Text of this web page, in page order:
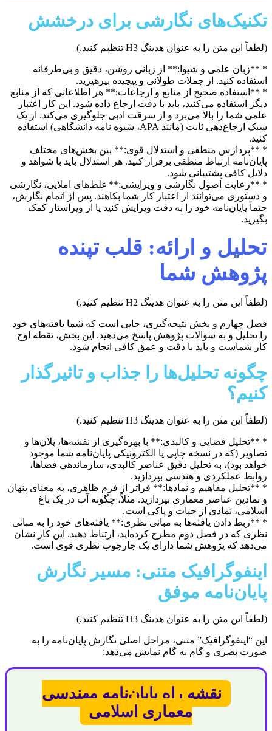
تکنیک‌های نگارشی برای درخشش
(لطفاً این متن را به عنوان هدینگ H3 تنظیم کنید.)
* **زبان علمی و شیوا:** از زبانی روشن، دقیق و بی‌طرفانه
استفاده کنید. از جملات طولانی و پیچیده بپرهیزید.
* **استفاده صحیح از منابع و ارجاعات:** هر اطلاعاتی که از منابع
دیگر استفاده می‌کنید، باید با دقت ارجاع داده شود. این کار اعتبار
علمی شما را بالا می‌برد و از سرقت ادبی جلوگیری می‌کند. از یک
سبک ارجاع‌دهی ثابت (مانند APA، شیوه نامه دانشگاهی) استفاده
کنید.
* **پردازش منطقی و استدلال قوی:** بین بخش‌های مختلف
پایان‌نامه ارتباط منطقی برقرار کنید. هر استدلال باید با شواهد و
دلایل کافی پشتیبانی شود.
* **رعایت اصول نگارشی و ویرایشی:** غلط‌های املایی، نگارشی
و دستوری می‌توانند از اعتبار کار شما بکاهند. پس از اتمام نگارش،
حتماً پایان‌نامه خود را به دقت ویرایش کنید یا از ویراستار کمک
بگیرید.
تحلیل و ارائه: قلب تپنده
پژوهش شما
(لطفاً این متن را به عنوان هدینگ H2 تنظیم کنید.)
فصل چهارم و بخش نتیجه‌گیری، جایی است که شما یافته‌های خود
را تحلیل و به سوالات پژوهش پاسخ می‌دهید. این بخش، نقطه اوج
کار شماست و باید با دقت و عمق کافی انجام شود.
چگونه تحلیل‌ها را جذاب و تاثیرگذار
کنیم؟
(لطفاً این متن را به عنوان هدینگ H3 تنظیم کنید.)
* **تحلیل فضایی و کالبدی:** با بهره‌گیری از نقشه‌ها، پلان‌ها و
تصاویر (که در نسخه چاپی یا الکترونیکی پایان‌نامه شما موجود
خواهد بود)، به تحلیل دقیق عناصر کالبدی، سازماندهی فضاها،
روابط عملکردی و هندسی بپردازید.
* **تحلیل مفاهیم و نمادها:** فراتر از فرم ظاهری، به معنای پنهان
و نمادین عناصر معماری بپردازید. مثلاً، چگونه آب در یک باغ
اسلامی، نمادی از حیات و پاکی است.
* **ربط دادن یافته‌ها به مبانی نظری:** یافته‌های خود را به مبانی
نظری که در فصل دوم مطرح کرده‌اید، ارتباط دهید. این کار نشان
می‌دهد که پژوهش شما دارای یک چارچوب نظری قوی است.
اینفوگرافیک متنی: مسیر نگارش
پایان‌نامه موفق
(لطفاً این متن را به عنوان هدینگ H3 تنظیم کنید.)
این “اینفوگرافیک” متنی، مراحل اصلی نگارش پایان‌نامه را به
صورت بصری و گام به گام نمایش می‌دهد:
نقشه راه پایان‌نامه مهندسی
معماری اسلامی